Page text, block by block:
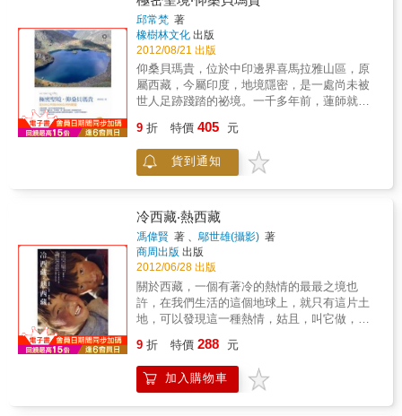
層層疊疊的山巒，若潑墨山水般在眼前飛舞，
驚歎連連地走馬看花過後，又是一連串的歷史
奇蹟，傳統祭典文化甚至千百樣人種的活化
石，真叫人彷如夢中看戲，這份驚奇，可以延
續許多年都很難淡化，難怪人人在口耳相傳過
後，一聽到貴州的反應就是：「啊！美麗的地
方！」
與地展露著的一種撩人心魄的情韻，即刻跟隨
這本書優美的文字去旅行。
邱常梵 著
橡樹林文化 出版
2012/08/21 出版
仰桑貝瑪貴，位於中印邊界喜馬拉雅山區，原
屬西藏，今屬印度，地境隱密，是一處尚未被
世人足跡踐踏的祕境。一千多年前，蓮師就授
殊勝處所。許多成就者皆誕生於此。一個虔誠
無畏的女子，圓滿三次殊聖的聖境之旅，創下
紀錄，成為深入仰桑貝瑪貴朝聖的第一位台灣
聖地貝瑪貴，是和蓮師有著殊勝的因緣；無論
您是否有機會進入貝瑪貴，閱讀此書也就是結
下善緣福報的開始。2010年7月，作者隨上師堪
布徹令多傑仁波切返回貝瑪貴，這是她第一次
進入此聖地，也開啟了之後接續的兩趟貝瑪貴
朝聖之行，包括朝聖孜大布日神山和達那果夏
聖湖，成為第一位深入此極密聖境的台灣人。
貝瑪貴地處偏遠，地勢險峻，海拔從500公尺攀
升至4000公尺，全程徒步，對人體的負荷是一
絕非五星級的度假行程。她的文字細膩動人，
觀察深刻入微，擅長寫景，在細述了貝瑪貴的
歷史和地理概況、當地人民的生活景況和風土
9 折 特價 405 元
貨到通知
冷西藏‧熱西藏
馮偉賢 著 、鄔世雄(攝影) 著
商周出版 出版
2012/06/28 出版
關於西藏，一個有著冷的熱情的最最之境也
許，在我們生活的這個地球上，就只有這片土
地，可以發現這一種熱情，姑且，叫它做，冷
的清涼的熱。是超越了冷和熱之後的和協統
一。是回歸生和死之前，那周遍的生機和宏淵
的愛……是屬於人間的，卻又不只是人間。一
9 折 特價 288 元
加入購物車